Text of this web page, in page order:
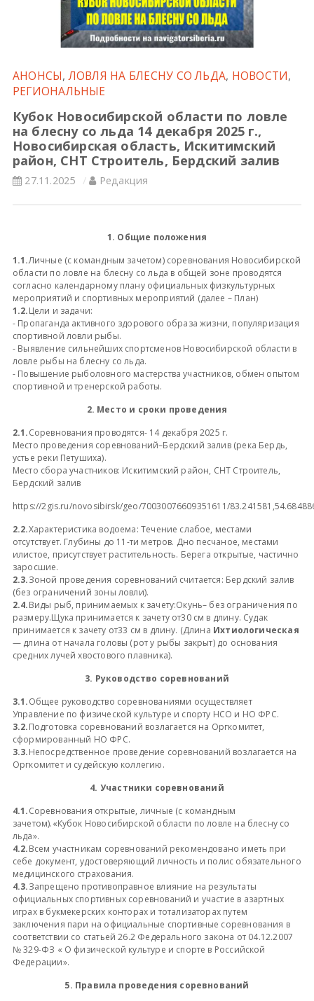
АНОНСЫ,ЛОВЛЯ НА БЛЕСНУ СО ЛЬДА, НОВОСТИ,
РЕГИОНАЛЬНЫЕ
Кубок Новосибирской области по ловле
на блесну со льда 14 декабря 2025 г.,
Новосибирская область, Искитимский
район, СНТ Строитель, Бердский залив
27.11.2025 Редакция
1. Общие положения
1.1.Личные (с командным зачетом) соревнования Новосибирской
области по ловле на блесну со льда в общей зоне проводятся
согласно календарному плану официальных физкультурных
мероприятий и спортивных мероприятий (далее – План)
1.2.Цели и задачи:
- Пропаганда активного здорового образа жизни, популяризация
спортивной ловли рыбы.
- Выявление сильнейших спортсменов Новосибирской области в
ловле рыбы на блесну со льда.
- Повышение рыболовного мастерства участников, обмен опытом
спортивной и тренерской работы.
2. Место и сроки проведения
2.1.Соревнования проводятся- 14 декабря 2025 г.
Место проведения соревнований–Бердский залив (река Бердь,
устье реки Петушиха).
Место сбора участников: Искитимский район, СНТ Строитель,
Бердский залив
https://2gis.ru/novosibirsk/geo/70030076609351611/
2.2.Характеристика водоема: Течение слабое, местами
отсутствует. Глубины до 11-ти метров. Дно песчаное, местами
илистое, присутствует растительность. Берега открытые, частично
заросшие.
2.3.Зоной проведения соревнований считается: Бердский залив
(без ограничений зоны ловли).
2.4.Виды рыб, принимаемых к зачету:Окунь– без ограничения по
размеру.Щука принимается к зачету от30 см в длину. Судак
принимается к зачету от33 см в длину. (Длина Ихтиологическая
— длина от начала головы (рот у рыбы закрыт) до основания
средних лучей хвостового плавника).
3. Руководство соревнований
3.1.Общее руководство соревнованиями осуществляет
Управление по физической культуре и спорту НСО и НО ФРС.
3.2.Подготовка соревнований возлагается на Оргкомитет,
сформированный НО ФРС.
3.3.Непосредственное проведение соревнований возлагается на
Оргкомитет и судейскую коллегию.
4. Участники соревнований
4.1.Соревнования открытые, личные (с командным
зачетом).«Кубок Новосибирской области по ловле на блесну со
льда».
4.2.Всем участникам соревнований рекомендовано иметь при
себе документ, удостоверяющий личность и полис обязательного
медицинского страхования.
4.3.Запрещено противоправное влияние на результаты
официальных спортивных соревнований и участие в азартных
играх в букмекерских конторах и тотализаторах путем
заключения пари на официальные спортивные соревнования в
соответствии со статьей 26.2 Федерального закона от 04.12.2007
№ 329-ФЗ « О физической культуре и спорте в Российской
Федерации».
5. Правила проведения соревнований
Всероссийские правила